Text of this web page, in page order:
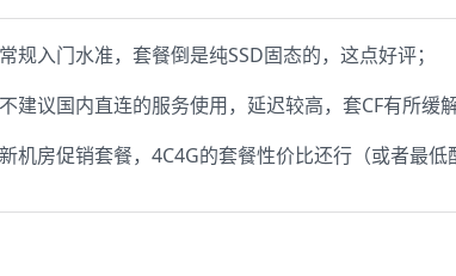
规入门水准，套餐倒是纯SSD固态的，这点好评；
建议国内直连的服务使用，延迟较高，套CF有所缓解
机房促销套餐，4C4G的套餐性价比还行（或者最低